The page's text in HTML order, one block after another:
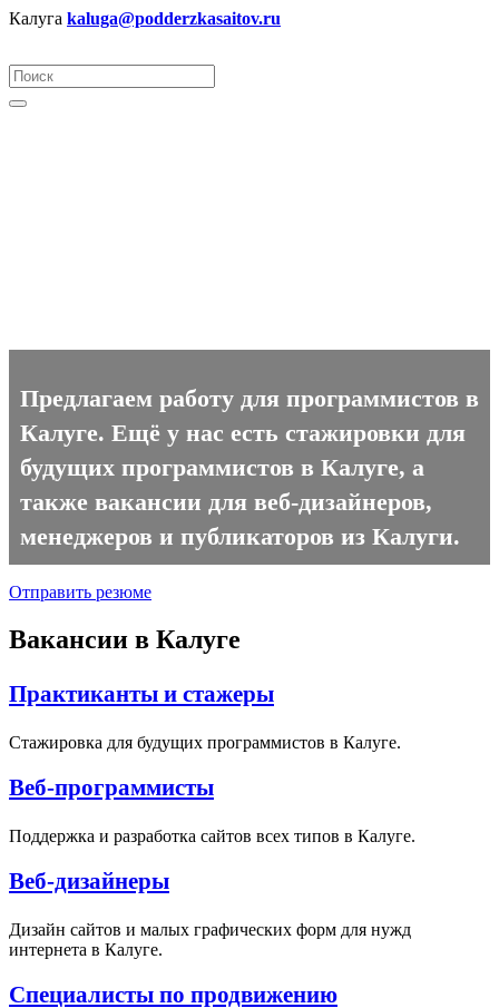
Калуга kaluga@podderzkasaitov.ru
Предлагаем работу для программистов в
Калуге. Ещё у нас есть стажировки для
будущих программистов в Калуге, а
также вакансии для веб-дизайнеров,
менеджеров и публикаторов из Калуги.
Отправить резюме
Вакансии в Калуге
Практиканты и стажеры
Стажировка для будущих программистов в Калуге.
Веб-программисты
Поддержка и разработка сайтов всех типов в Калуге.
Веб-дизайнеры
Дизайн сайтов и малых графических форм для нужд
интернета в Калуге.
Специалисты по продвижению